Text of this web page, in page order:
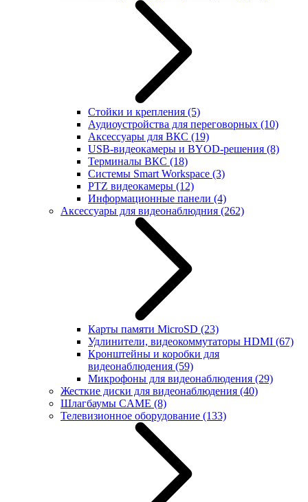
Стойки и крепления (5)
Аудиоустройства для переговорных (10)
Аксессуары для ВКС (19)
USB-видеокамеры и BYOD-решения (8)
Терминалы ВКС (18)
Системы Smart Workspace (3)
PTZ видеокамеры (12)
Информационные панели (4)
Аксессуары для видеонаблюдния (262)
Карты памяти MicroSD (23)
Удлинители, видеокоммутаторы HDMI (67)
Кронштейны и коробки для
видеонаблюдения (59)
Микрофоны для видеонаблюдения (29)
Жесткие диски для видеонаблюдения (40)
Шлагбаумы CAME (8)
Телевизионное оборудование (133)